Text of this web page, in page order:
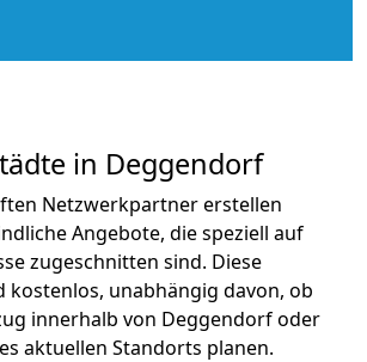
in Deggendorf
Netzwerkpartner erstellen
Angebote, die speziell auf
zugeschnitten sind. Diese
kostenlos, unabhängig davon, ob
innerhalb von Deggendorf oder
aktuellen Standorts planen.